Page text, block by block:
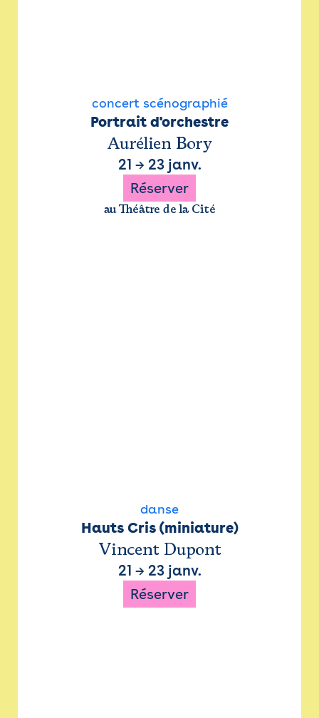
concert scénographié
Portrait d'orchestre
Aurélien Bory
21 → 23 janv.
Réserver
au Théâtre de la Cité
danse
Hauts Cris (miniature)
Vincent Dupont
21 → 23 janv.
Réserver